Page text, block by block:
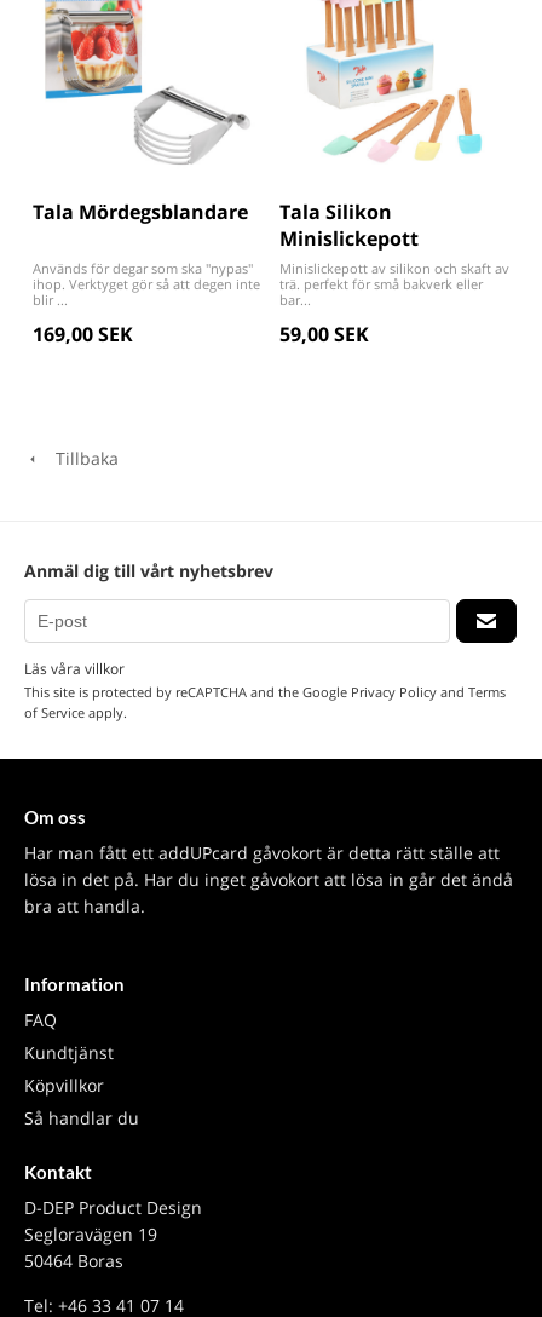
Tala Mördegsblandare
Används för degar som ska "nypas"
ihop. Verktyget gör så att degen inte
blir ...
169,00 SEK
Tala Silikon
Minislickepott
Minislickepott av silikon och skaft av
trä. perfekt för små bakverk eller
bar...
59,00 SEK
Tillbaka
Anmäl dig till vårt nyhetsbrev
Läs våra villkor
This site is protected by reCAPTCHA and the Google Privacy Policy and Terms
of Service apply.
Om oss
Har man fått ett addUPcard gåvokort är detta rätt ställe att
lösa in det på. Har du inget gåvokort att lösa in går det ändå
bra att handla.
Information
FAQ
Kundtjänst
Köpvillkor
Så handlar du
Kontakt
D-DEP Product Design
Segloravägen 19
50464 Boras
Tel: +46 33 41 07 14